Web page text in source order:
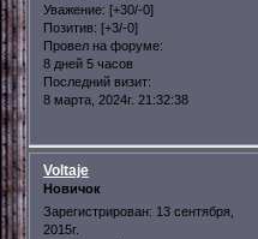
Уважение: [+30/-0]
Позитив: [+3/-0]
Провел на форуме:
8 дней 5 часов
Последний визит:
8 марта, 2024г. 21:32:38
Voltaje
Новичок
Зарегистрирован: 13 сентября,
2015г.